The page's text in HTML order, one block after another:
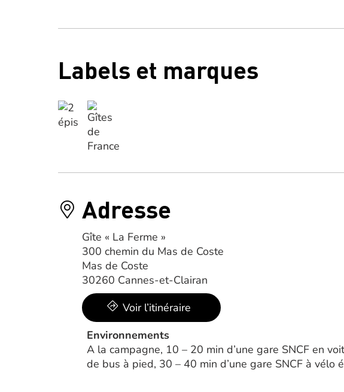
Labels et marques
Adresse
Gîte « La Ferme »
300 chemin du Mas de Coste
Mas de Coste
30260 Cannes-et-Clairan
Voir l’itinéraire
Environnements
A la campagne, 10 – 20 min d’une gare SNCF en
de bus à pied, 30 – 40 min d’une gare SNCF à vélo